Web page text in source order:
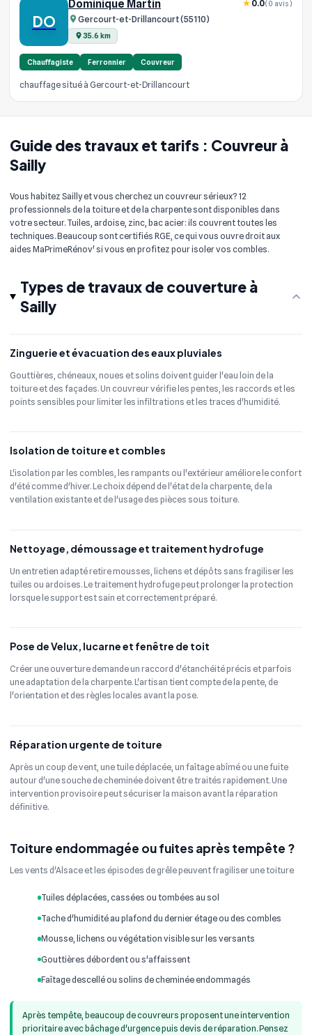
Guide des travaux et tarifs : Couvreur à
Sailly
Vous habitez Sailly et vous cherchez un couvreur sérieux? 12
professionnels de la toiture et de la charpente sont disponibles dans
votre secteur. Tuiles, ardoise, zinc, bac acier: ils couvrent toutes les
techniques. Beaucoup sont certifiés RGE, ce qui vous ouvre droit aux
aides MaPrimeRénov' si vous en profitez pour isoler vos combles.
Types de travaux de couverture à
Sailly
Zinguerie et évacuation des eaux pluviales
Gouttières, chéneaux, noues et solins doivent guider l'eau loin de la
toiture et des façades. Un couvreur vérifie les pentes, les raccords et les
points sensibles pour limiter les infiltrations et les traces d'humidité.
Isolation de toiture et combles
L'isolation par les combles, les rampants ou l'extérieur améliore le confort
d'été comme d'hiver. Le choix dépend de l'état de la charpente, de la
ventilation existante et de l'usage des pièces sous toiture.
Nettoyage, démoussage et traitement hydrofuge
Un entretien adapté retire mousses, lichens et dépôts sans fragiliser les
tuiles ou ardoises. Le traitement hydrofuge peut prolonger la protection
lorsque le support est sain et correctement préparé.
Pose de Velux, lucarne et fenêtre de toit
Créer une ouverture demande un raccord d'étanchéité précis et parfois
une adaptation de la charpente. L'artisan tient compte de la pente, de
l'orientation et des règles locales avant la pose.
Réparation urgente de toiture
Après un coup de vent, une tuile déplacée, un faîtage abîmé ou une fuite
autour d'une souche de cheminée doivent être traités rapidement. Une
intervention provisoire peut sécuriser la maison avant la réparation
définitive.
Toiture endommagée ou fuites après tempête ?
Les vents d'Alsace et les épisodes de grêle peuvent fragiliser une toiture
Tuiles déplacées, cassées ou tombées au sol
Tache d'humidité au plafond du dernier étage ou des combles
Mousse, lichens ou végétation visible sur les versants
Gouttières débordent ou s'affaissent
Faîtage descellé ou solins de cheminée endommagés
Après tempête, beaucoup de couvreurs proposent une intervention
prioritaire avec bâchage d'urgence puis devis de réparation. Pensez
DO
Dominique Martin
Gercourt-et-Drillancourt (55110)
35.6 km
0.0(0 avis)
Chauffagiste Ferronnier Couvreur
chauffage situé à Gercourt-et-Drillancourt